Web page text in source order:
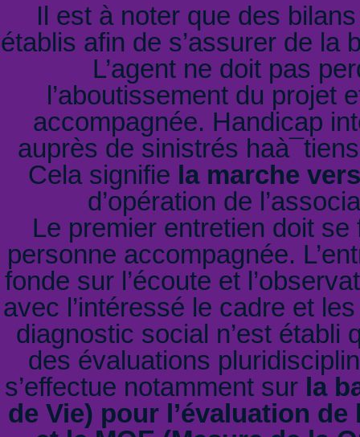
Il est à noter que des
établis afin de s’assurer de la
L’agent ne doit pas
l’aboutissement du projet
accompagnée. Handicap
auprès de sinistrés
Cela signifie la marche
d’opération de
Le premier entretien doit
personne accompagnée.
fonde sur l’écoute et
avec l’intéressé le cadre et
diagnostic social n’est établi
des évaluations
s’effectue notamment sur la
de Vie) pour l’évaluation